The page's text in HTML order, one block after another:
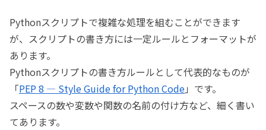
Pythonスクリプトで複雑な処理を組むことができます
が、スクリプトの書き方には一定ルールとフォーマットが
あります。
Pythonスクリプトの書き方ルールとして代表的なものが
「PEP 8 — Style Guide for Python Code」です。
スペースの数や変数や関数の名前の付け方など、細く書い
てあります。